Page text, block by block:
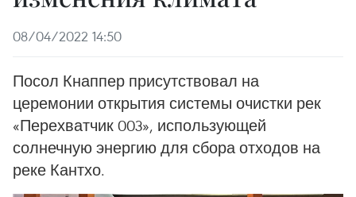
08/04/2022 14:50
Посол Кнаппер присутствовал на
церемонии открытия системы очистки рек
«Перехватчик 003», использующей
солнечную энергию для сбора отходов на
реке Кантхо.